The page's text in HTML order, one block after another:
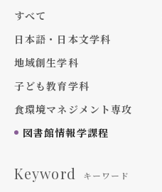
すべて
日本語・日本文学科
地域創生学科
子ども教育学科
食環境マネジメント専攻
図書館情報学課程
Keyword キーワード